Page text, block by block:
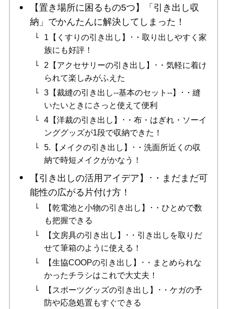
【置き場所に困るもの5つ】「引き出し収
納」でかんたんに解決してしまった！
1【くすりの引き出し】･・取り出しやすく家
族にも好評！
2【アクセサリーの引き出し】･・気軽に着け
られて楽しみがふえた
3【裁縫の引き出し--基本のセット--】･・縫
いたいときにさっと使えて便利
4【洋裁の引き出し】･・布・はぎれ・ソーイ
ンググッズが1段で収納できた！
5.【メイクの引き出し】･・洗面所近くの収
納で時短メイクがかなう！
【引き出しの活用アイデア】･・まだまだ可
能性の広がる片付け方！
【乾電池と小物の引き出し】･・ひとめで数
も把握できる
【文房具の引き出し】･・引き出しを取りだ
せて筆箱のように使える！
【生協COOPの引き出し】･・まとめられな
かったチラシはこれで大丈夫！
【スポーツグッズの引き出し】･・ケガの予
防や応急処置もすぐできる